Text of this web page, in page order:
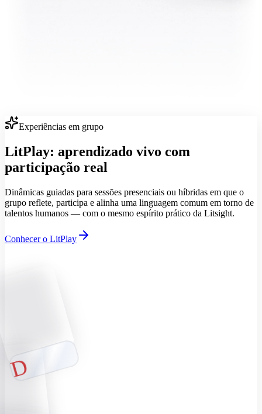
Experiências em grupo
LitPlay: aprendizado vivo com
participação real
Dinâmicas guiadas para sessões presenciais ou híbridas em que o
grupo reflete, participa e alinha uma linguagem comum em torno de
talentos humanos — com o mesmo espírito prático da Litsight.
Conhecer o LitPlay
D